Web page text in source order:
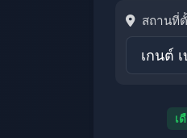
สถานที่
เ